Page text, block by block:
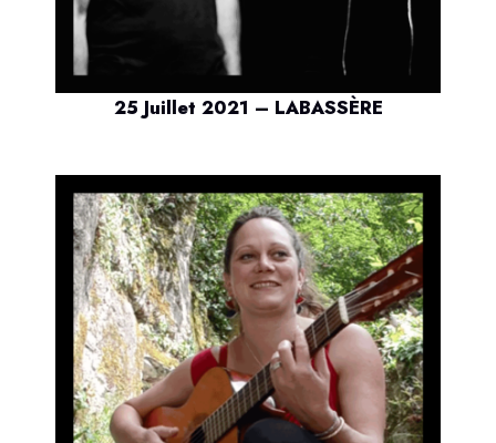
25 Juillet 2021 – LABASSÈRE